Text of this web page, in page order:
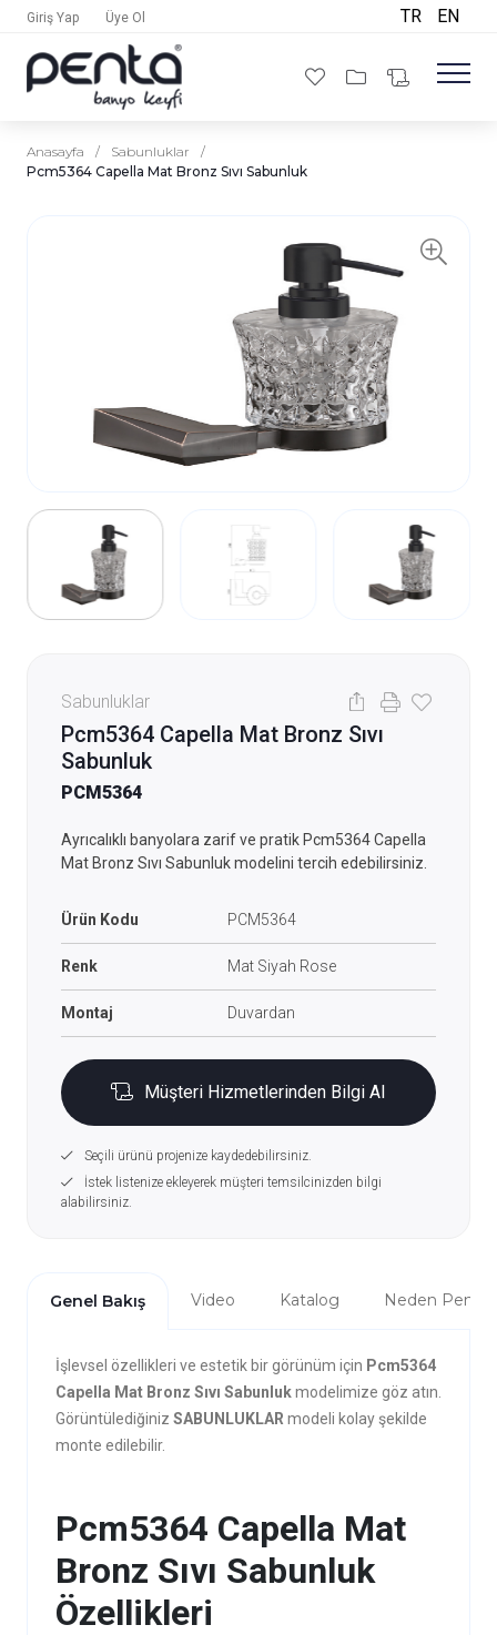
Giriş Yap Üye Ol TR EN
Anasayfa / Sabunluklar
/
Pcm5364 Capella Mat Bronz Sıvı Sabunluk
Sabunluklar
Pcm5364 Capella Mat Bronz Sıvı
Sabunluk
PCM5364
Ayrıcalıklı banyolara zarif ve pratik Pcm5364 Capella
Mat Bronz Sıvı Sabunluk modelini tercih edebilirsiniz.
Ürün Kodu PCM5364
Renk Mat Siyah Rose
Montaj Duvardan
Müşteri Hizmetlerinden Bilgi Al
Seçili ürünü projenize kaydedebilirsiniz.
İstek listenize ekleyerek müşteri temsilcinizden bilgi
alabilirsiniz.
Genel Bakış Video Katalog Neden Penta?
İşlevsel özellikleri ve estetik bir görünüm için Pcm5364
Capella Mat Bronz Sıvı Sabunlukmodelimize göz atın.
Görüntülediğiniz SABUNLUKLAR modeli kolay şekilde
monte edilebilir.
Pcm5364 Capella Mat
Bronz Sıvı Sabunluk
Özellikleri